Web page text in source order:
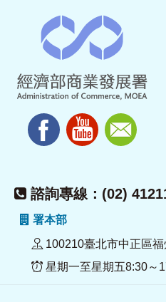
諮詢專線：(02)
署本部
100210臺北市中正區
星期一至星期五8:30～